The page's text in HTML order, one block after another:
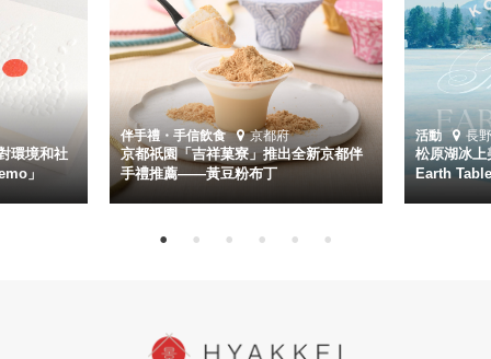
環境和社
」
伴手禮・手信飲食 京都府
京都祇園「吉祥菓寮」推出全新京都伴
手禮推薦——黃豆粉布丁
活動 長
松原湖冰
Earth